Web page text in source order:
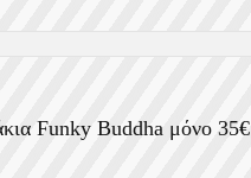
Funky Buddha μόνο 35€